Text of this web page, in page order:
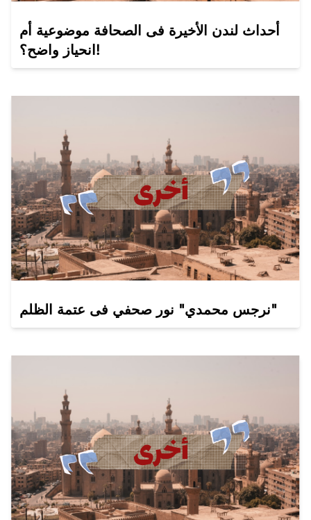
أحداث لندن الأخيرة فى الصحافة موضوعية أم
انحياز واضح؟!
نرجس محمدي" نور صحفي فى عتمة الظلم"